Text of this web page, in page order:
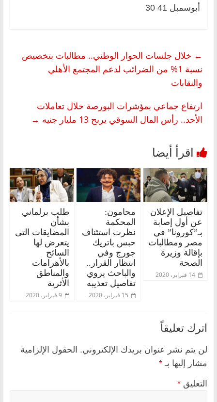
أبوسمبل 41 30
← خلال جلسات الحوار الوطني.. مطالبات بتخصيص
نسبة 1% من الضرائب لدعم المجتمع الأهلي
والنقابات
ارتفاع جماعي بمؤشرات البورصة خلال تعاملات
الأحد.. رأس المال السوقي يربح 13 مليار جنيه
→
تفاصيل الإعلان
عن أول إصابة
بـ”كورونا” في
مصر ومطالبات
بإقالة وزيرة
الصحة
14 فبراير، 2020
محامون:
المحكمة
نظرت استئناف
حبس باتريك
جورج وفي
انتظار القرار..
والباحث يروي
تفاصيل تعذيبه
15 فبراير، 2020
طلب برلماني
بشأن
المضايقات التى
يتعرض لها
السائح
بالأهرامات
والمناطق
الأثرية
9 فبراير، 2020
اترك تعليقاً
لن يتم نشر عنوان بريدك الإلكتروني. الحقول الإلزامية
مشار إليها بـ *
التعليق *